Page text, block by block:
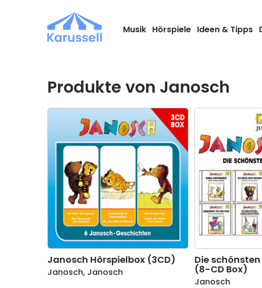
Musik Hörspiele Ideen & Tipps
Produkte von Janosch
Janosch Hörspielbox (3CD)
Janosch, Janosch
Die
(8-CD Box)
Janosch